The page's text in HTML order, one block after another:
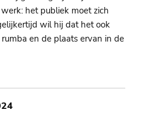
het publiek moet zich
wil hij dat het ook
en de plaats ervan in de